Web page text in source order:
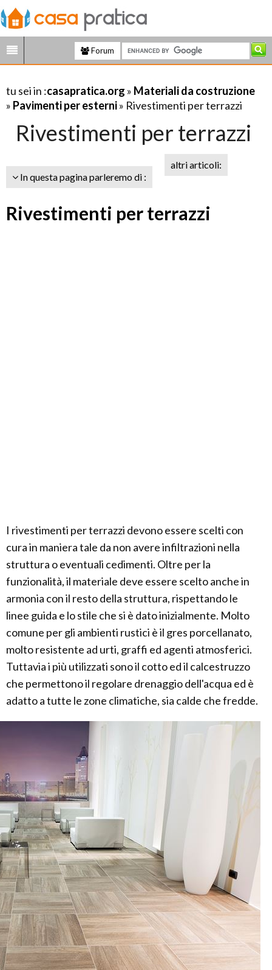
Forum
tu sei in :casapratica.org » Materiali da costruzione
» Pavimenti per esterni» Rivestimenti per terrazzi
Rivestimenti per terrazzi
In questa pagina parleremo di :
altri articoli:
Rivestimenti per terrazzi
I rivestimenti per terrazzi devono essere scelti con
cura in maniera tale da non avere infiltrazioni nella
struttura o eventuali cedimenti. Oltre per la
funzionalità, il materiale deve essere scelto anche in
armonia con il resto della struttura, rispettando le
linee guida e lo stile che si è dato inizialmente. Molto
comune per gli ambienti rustici è il gres porcellanato,
molto resistente ad urti, graffi ed agenti atmosferici.
Tuttavia i più utilizzati sono il cotto ed il calcestruzzo
che permettono il regolare drenaggio dell'acqua ed è
adatto a tutte le zone climatiche, sia calde che fredde.